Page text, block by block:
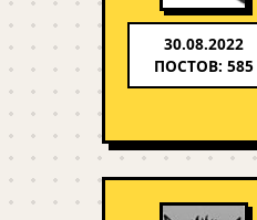
30.08.2022
ПОСТОВ: 585